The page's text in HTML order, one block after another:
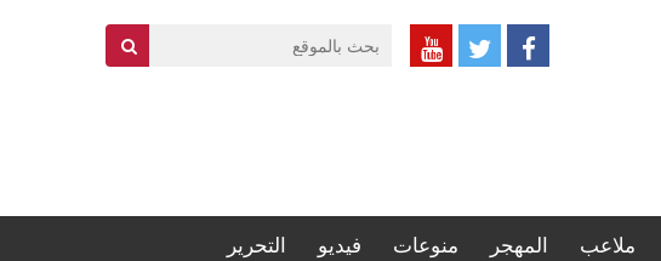
ملاعب المهجر منوعات فيديو التحرير